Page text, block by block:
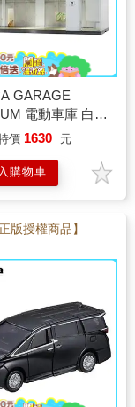
GARAGE
電動車庫 白色
車 場景玩具 多美
價 1630 元
購物車
版授權商品】